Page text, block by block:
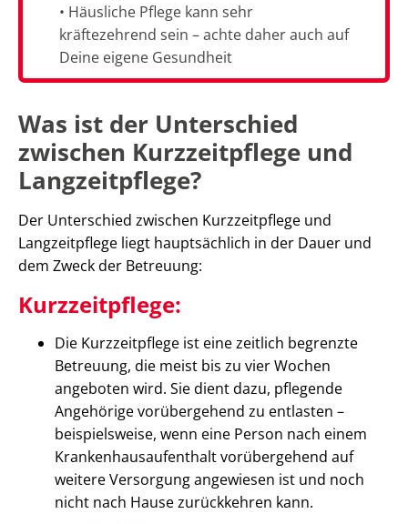
• Häusliche Pflege kann sehr
kräftezehrend sein – achte daher auch auf
Deine eigene Gesundheit
Was ist der Unterschied
zwischen Kurzzeitpflege und
Langzeitpflege?
Der Unterschied zwischen Kurzzeitpflege und
Langzeitpflege liegt hauptsächlich in der Dauer und
dem Zweck der Betreuung:
Kurzzeitpflege:
Die Kurzzeitpflege ist eine zeitlich begrenzte
Betreuung, die meist bis zu vier Wochen
angeboten wird. Sie dient dazu, pflegende
Angehörige vorübergehend zu entlasten –
beispielsweise, wenn eine Person nach einem
Krankenhausaufenthalt vorübergehend auf
weitere Versorgung angewiesen ist und noch
nicht nach Hause zurückkehren kann.